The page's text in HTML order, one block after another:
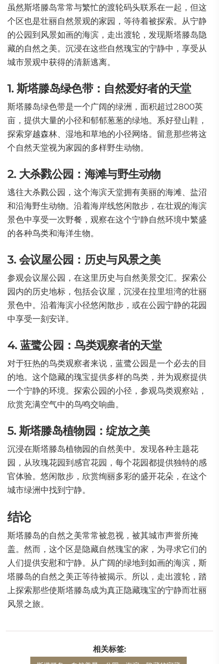
虽然斯塔滕岛常常与繁忙的渡轮码头联系在一起，但这
个区也是壮丽自然景观的家园，等待着被探索。从宁静
的公园到风景如画的海滨，走出渡轮，发现斯塔滕岛隐
藏的自然之美。沉浸在这些自然瑰宝的宁静中，享受从
城市景观中获得的清新逃离。
1. 斯塔滕岛绿色带：自然爱好者的天堂
斯塔滕岛绿色带是一个广阔的绿洲，面积超过2800英
亩，提供大量的小径和郁郁葱葱的绿地。系好登山鞋，
探索穿越森林、湿地和草地的小径网络。留意那些将这
个自然天堂视为家园的多样野生动物。
2. 大杀戮公园：海滩与野生动物
逃往大杀戮公园，这个海滨天堂拥有美丽的海滩、盐沼
和沿海野生动物。沿着海岸线悠闲散步，在壮观的海滨
景色中享受一次野餐，观察在这个宁静自然环境中繁盛
的各种鸟类和海洋生物。
3. 会议屋公园：历史与风景之美
参观会议屋公园，在这里历史与自然美景交汇。探索公
园内的历史地标，包括会议屋，沉浸在拉里坦湾的壮丽
景色中。沿着海滨小径悠闲散步，或在公园宁静的花园
中享受一刻安详。
4. 蓝鹭公园：鸟类观察者的天堂
对于狂热的鸟类观察者来说，蓝鹭公园是一个必去的目
的地。这个隐藏的瑰宝提供多样的鸟类，并为观察提供
一个宁静的环境。探索公园的小径，参观鸟类观察站，
欣赏充满空气中的鸟鸣交响曲。
5. 斯塔滕岛植物园：绽放之美
沉浸在斯塔滕岛植物园的自然美中。发现各种主题花
园，从玫瑰花园到感官花园，每个花园都提供独特的感
官体验。悠闲散步，欣赏绚丽多彩的盛开花朵，在这个
城市绿洲中找到宁静。
结论
斯塔滕岛的自然之美常常被忽视，被其城市声誉所掩
盖。然而，这个区是隐藏自然瑰宝的家，为寻求它们的
人们提供安慰和宁静。从广阔的绿地到如画的海滨，斯
塔滕岛的自然之美正等待被揭示。所以，走出渡轮，踏
上探索那些使斯塔滕岛成为真正隐藏瑰宝的宁静而壮丽
风景之旅。
相关标签: